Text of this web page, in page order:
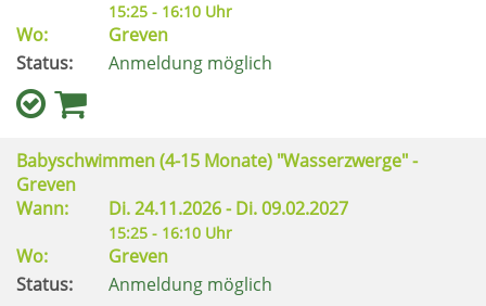
15:25 - 16:10 Uhr
Wo:
Greven
Status:
Anmeldung möglich
Babyschwimmen (4-15 Monate) "Wasserzwerge" -
Greven
Wann:
Di.24.11.2026 -Di.09.02.2027
15:25 - 16:10 Uhr
Wo:
Greven
Status:
Anmeldung möglich